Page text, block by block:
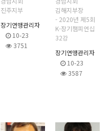
진주지부
장기연맹관리자
10-23
3751
김해지부장
- 2020년 제5회
K-장기챔피언십
32강
장기연맹관리자
10-23
3587